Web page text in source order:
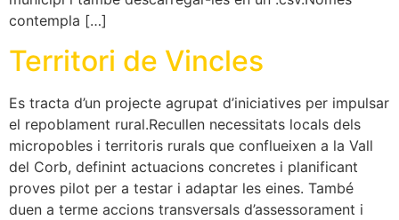
contempla […]
Territori de Vincles
Es tracta d’un projecte agrupat d’iniciatives per impulsar
el repoblament rural.Recullen necessitats locals dels
micropobles i territoris rurals que conflueixen a la Vall
del Corb, definint actuacions concretes i planificant
proves pilot per a testar i adaptar les eines. També
duen a terme accions transversals d’assessorament i